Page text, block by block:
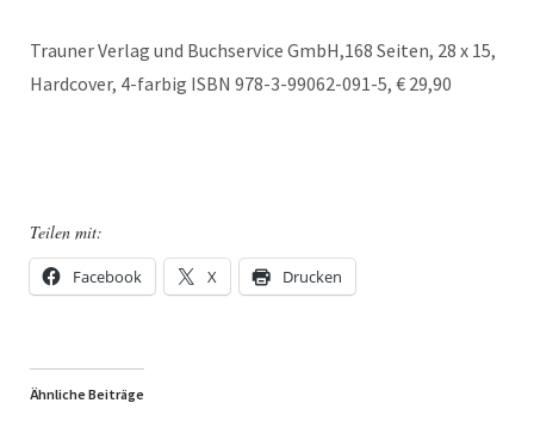
Trauner Verlag und Buchservice GmbH,168 Seiten, 28 x 15,
Hardcover, 4-farbig ISBN 978-3-99062-091-5, € 29,90
Teilen mit:
Facebook X Drucken
Ähnliche Beiträge